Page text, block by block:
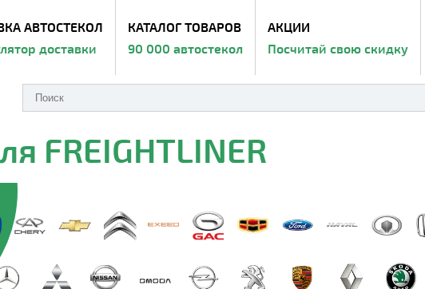
АВТОСТЕКОЛ
доставки
КАТАЛОГ ТОВАРОВ
90 000 автостекол
АКЦИИ
Посчитай свою скидку
FREIGHTLINER